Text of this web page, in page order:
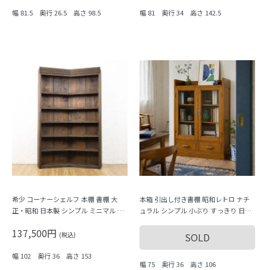
幅 81.5 奥行 26.5 高さ 98.5 幅 81 奥行 34 高さ 142.5
希少 コーナーシェルフ 本棚 書棚 大
正・昭和 日本製 シンプル ミニマル ヴ
スプレイ 陳列棚
137,500円 (税込)
幅 102 奥行 36 高さ 153
本箱 引出し付き書棚 昭和レトロ ナチ
ュラル シンプル 小ぶり すっきり 日本
SOLD
幅 75 奥行 36 高さ 106